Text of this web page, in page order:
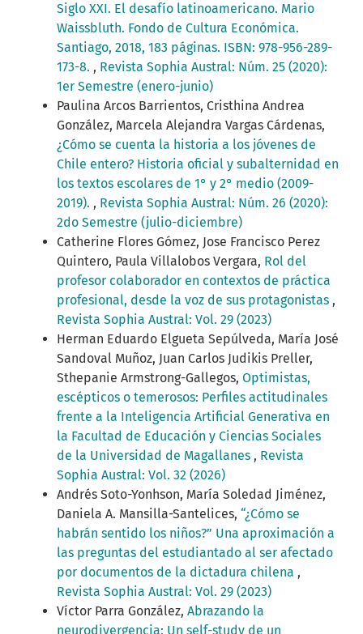
Siglo XXI. El desafío latinoamericano. Mario
Waissbluth. Fondo de Cultura Económica.
Santiago, 2018, 183 páginas. ISBN: 978-956-289-
173-8. , Revista Sophia Austral: Núm. 25 (2020):
1er Semestre (enero-junio)
Paulina Arcos Barrientos, Cristhina Andrea
González, Marcela Alejandra Vargas Cárdenas,
¿Cómo se cuenta la historia a los jóvenes de
Chile entero? Historia oficial y subalternidad en
los textos escolares de 1° y 2° medio (2009-
2019). , Revista Sophia Austral: Núm. 26 (2020):
2do Semestre (julio-diciembre)
Catherine Flores Gómez, Jose Francisco Perez
Quintero, Paula Villalobos Vergara, Rol del
profesor colaborador en contextos de práctica
profesional, desde la voz de sus protagonistas ,
Revista Sophia Austral: Vol. 29 (2023)
Herman Eduardo Elgueta Sepúlveda, María José
Sandoval Muñoz, Juan Carlos Judikis Preller,
Sthepanie Armstrong-Gallegos, Optimistas,
escépticos o temerosos: Perfiles actitudinales
frente a la Inteligencia Artificial Generativa en
la Facultad de Educación y Ciencias Sociales
de la Universidad de Magallanes , Revista
Sophia Austral: Vol. 32 (2026)
Andrés Soto-Yonhson, María Soledad Jiménez,
Daniela A. Mansilla-Santelices, “¿Cómo se
habrán sentido los niños?” Una aproximación a
las preguntas del estudiantado al ser afectado
por documentos de la dictadura chilena ,
Revista Sophia Austral: Vol. 29 (2023)
Víctor Parra González, Abrazando la
neurodivergencia: Un self-study de un